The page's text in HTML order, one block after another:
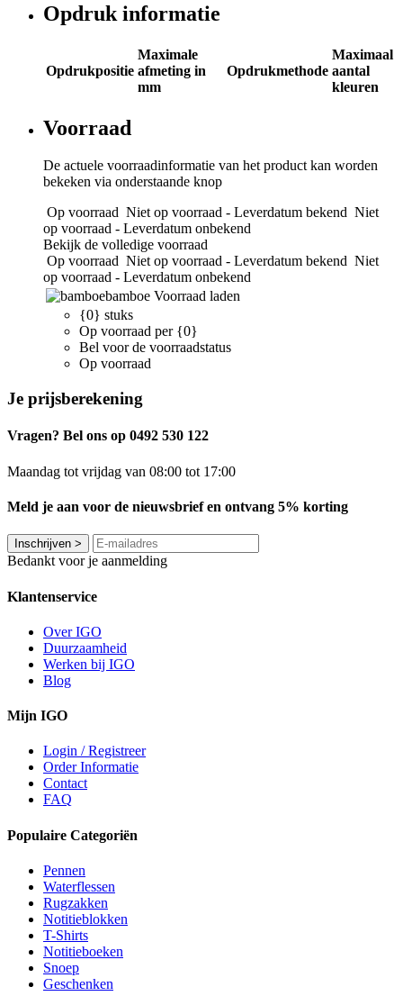
Opdruk informatie
Opdrukpositie
Maximale
afmeting in
mm
Opdrukmethode
Maximaal
aantal
kleuren
Voorraad
De actuele voorraadinformatie van het product kan worden
bekeken via onderstaande knop
Op voorraad Niet op voorraad - Leverdatum bekend Niet
op voorraad - Leverdatum onbekend
Bekijk de volledige voorraad
Op voorraad Niet op voorraad - Leverdatum bekend Niet
op voorraad - Leverdatum onbekend
bamboe Voorraad laden
{0} stuks
Op voorraad per {0}
Bel voor de voorraadstatus
Op voorraad
Je prijsberekening
Vragen? Bel ons op 0492 530 122
Maandag tot vrijdag van 08:00 tot 17:00
Meld je aan voor de nieuwsbrief en ontvang 5% korting
Inschrijven >
Bedankt voor je aanmelding
Klantenservice
Over IGO
Duurzaamheid
Werken bij IGO
Blog
Mijn IGO
Login / Registreer
Order Informatie
Contact
FAQ
Populaire Categoriën
Pennen
Waterflessen
Rugzakken
Notitieblokken
T-Shirts
Notitieboeken
Snoep
Geschenken